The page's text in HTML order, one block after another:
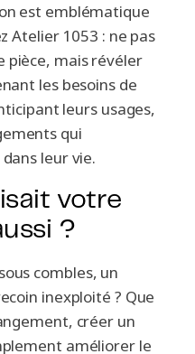
est emblématique
Atelier 1053 : ne pas
pièce, mais révéler
les besoins de
leurs usages,
qui
leur vie.
votre
?
combles, un
inexploité ? Que
créer un
améliorer le